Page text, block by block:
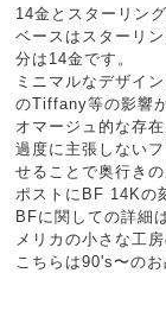
14金とスターリン
ベースはスターリ
分は14金です。
ミニマルなデザイ
のTiffany等の影響
オマージュ的な存
過度に主張しない
せることで奥行き
ポストにBF 14Kの
BFに関しての詳細
メリカの小さな工
こちらは90's〜のお